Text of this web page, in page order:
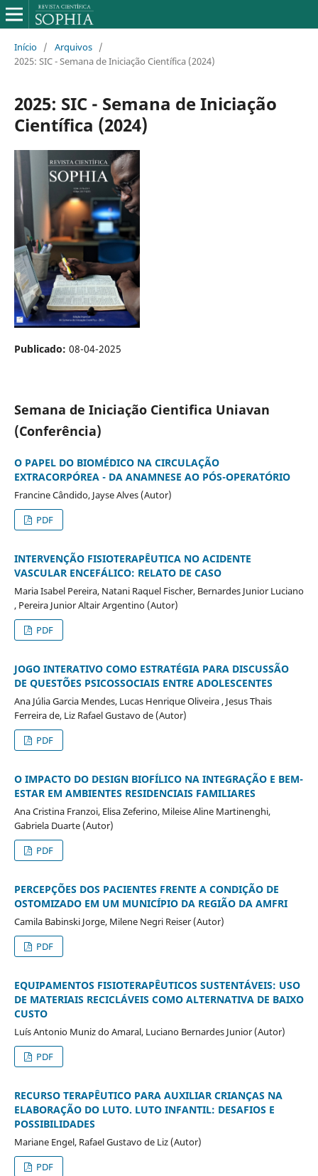
Início / Arquivos /
2025: SIC - Semana de Iniciação Científica (2024)
2025: SIC - Semana de Iniciação
Científica (2024)
Publicado: 08-04-2025
Semana de Iniciação Cientifica Uniavan
(Conferência)
O PAPEL DO BIOMÉDICO NA CIRCULAÇÃO
EXTRACORPÓREA - DA ANAMNESE AO PÓS-OPERATÓRIO
Francine Cândido, Jayse Alves (Autor)
PDF
INTERVENÇÃO FISIOTERAPÊUTICA NO ACIDENTE
VASCULAR ENCEFÁLICO: RELATO DE CASO
Maria Isabel Pereira, Natani Raquel Fischer, Bernardes Junior Luciano
, Pereira Junior Altair Argentino (Autor)
PDF
JOGO INTERATIVO COMO ESTRATÉGIA PARA DISCUSSÃO
DE QUESTÕES PSICOSSOCIAIS ENTRE ADOLESCENTES
Ana Júlia Garcia Mendes, Lucas Henrique Oliveira , Jesus Thais
Ferreira de, Liz Rafael Gustavo de (Autor)
PDF
O IMPACTO DO DESIGN BIOFÍLICO NA INTEGRAÇÃO E BEM-
ESTAR EM AMBIENTES RESIDENCIAIS FAMILIARES
Ana Cristina Franzoi, Elisa Zeferino, Mileise Aline Martinenghi,
Gabriela Duarte (Autor)
PDF
PERCEPÇÕES DOS PACIENTES FRENTE A CONDIÇÃO DE
OSTOMIZADO EM UM MUNICÍPIO DA REGIÃO DA AMFRI
Camila Babinski Jorge, Milene Negri Reiser (Autor)
PDF
EQUIPAMENTOS FISIOTERAPÊUTICOS SUSTENTÁVEIS: USO
DE MATERIAIS RECICLÁVEIS COMO ALTERNATIVA DE BAIXO
CUSTO
Luís Antonio Muniz do Amaral, Luciano Bernardes Junior (Autor)
PDF
RECURSO TERAPÊUTICO PARA AUXILIAR CRIANÇAS NA
ELABORAÇÃO DO LUTO. LUTO INFANTIL: DESAFIOS E
POSSIBILIDADES
Mariane Engel, Rafael Gustavo de Liz (Autor)
PDF